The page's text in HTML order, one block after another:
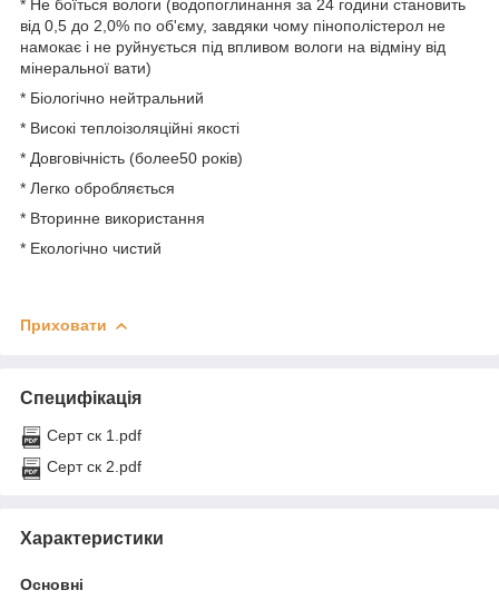
* Не боїться вологи (водопоглинання за 24 години становить
від 0,5 до 2,0% по об'єму, завдяки чому пінополістерол не
намокає і не руйнується під впливом вологи на відміну від
мінеральної вати)
* Біологічно нейтральний
* Високі теплоізоляційні якості
* Довговічність (более50 років)
* Легко обробляється
* Вторинне використання
* Екологічно чистий
Приховати
Специфікація
Серт ск 1.pdf
Серт ск 2.pdf
Характеристики
Основні